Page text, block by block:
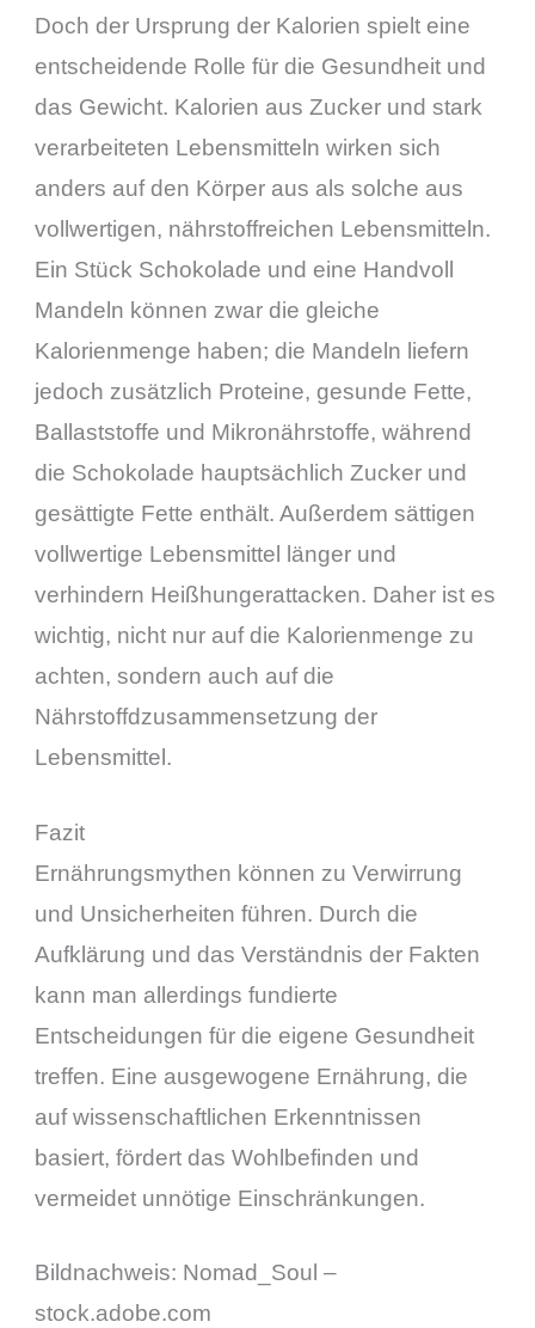
Doch der Ursprung der Kalorien spielt eine
entscheidende Rolle für die Gesundheit und
das Gewicht. Kalorien aus Zucker und stark
verarbeiteten Lebensmitteln wirken sich
anders auf den Körper aus als solche aus
vollwertigen, nährstoffreichen Lebensmitteln.
Ein Stück Schokolade und eine Handvoll
Mandeln können zwar die gleiche
Kalorienmenge haben; die Mandeln liefern
jedoch zusätzlich Proteine, gesunde Fette,
Ballaststoffe und Mikronährstoffe, während
die Schokolade hauptsächlich Zucker und
gesättigte Fette enthält. Außerdem sättigen
vollwertige Lebensmittel länger und
verhindern Heißhungerattacken. Daher ist es
wichtig, nicht nur auf die Kalorienmenge zu
achten, sondern auch auf die
Nährstoffdzusammensetzung der
Lebensmittel.
Fazit
Ernährungsmythen können zu Verwirrung
und Unsicherheiten führen. Durch die
Aufklärung und das Verständnis der Fakten
kann man allerdings fundierte
Entscheidungen für die eigene Gesundheit
treffen. Eine ausgewogene Ernährung, die
auf wissenschaftlichen Erkenntnissen
basiert, fördert das Wohlbefinden und
vermeidet unnötige Einschränkungen.
Bildnachweis: Nomad_Soul –
stock.adobe.com